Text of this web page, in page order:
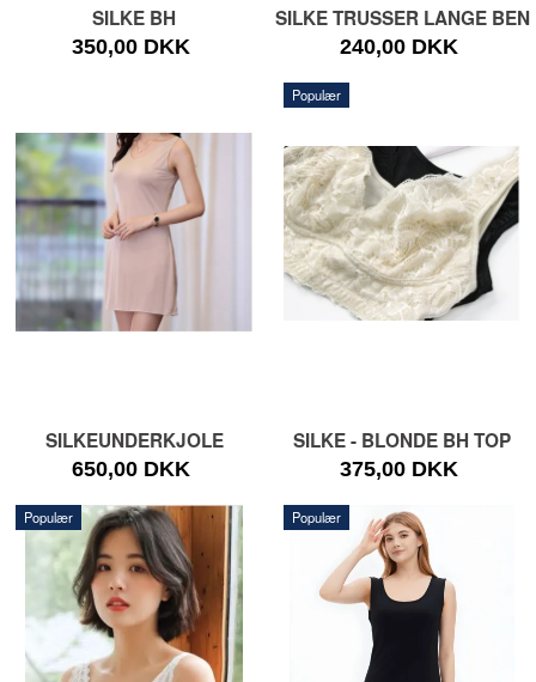
SILKE BH
350,00 DKK
SILKE TRUSSER LANGE BEN
240,00 DKK
SILKEUNDERKJOLE
650,00 DKK
Populær
SILKE - BLONDE BH TOP
375,00 DKK
Populær Populær